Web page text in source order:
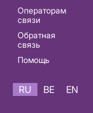
Операторам
связи
Обратная
связь
Помощь
RU BE EN